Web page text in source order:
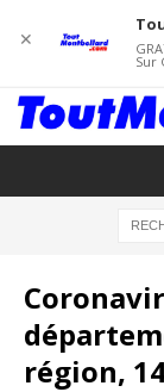
région,
✕
Sur